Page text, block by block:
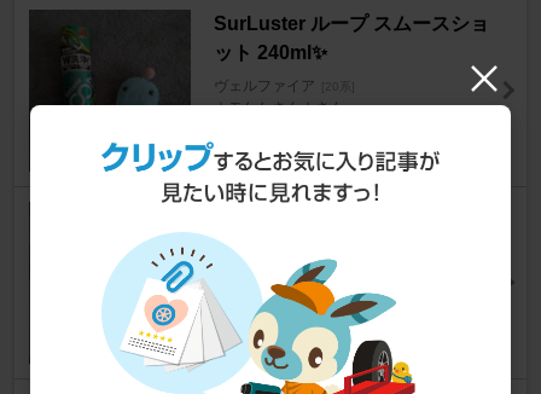
SurLuster ループ スムースショ
ット 240ml✨
ヴェルファイア [20系]
☆モケケさん☆さん
用金テープ
ヴェルファイア [20系]
★tetsu☆さん